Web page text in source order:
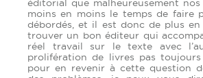
éditorial que malheureusement
moins en moins le temps de faire
débordés, et il est donc de plus
trouver un bon éditeur qui
réel travail sur le texte avec
prolifération de livres pas
pour en revenir à cette question